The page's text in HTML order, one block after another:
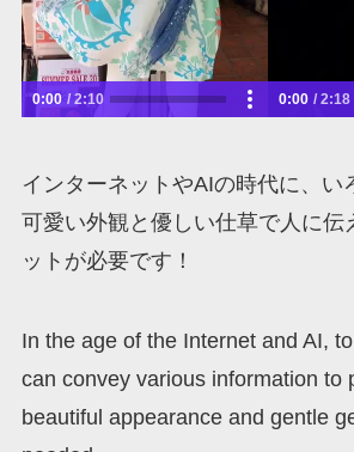
0:00 2:10 0:00 2:18
インターネットやAIの時代に、い
可愛い外観と優しい仕草で人に伝
ットが必要です！
In the age of the Internet and AI,
can convey various information to
beautiful appearance and gentle